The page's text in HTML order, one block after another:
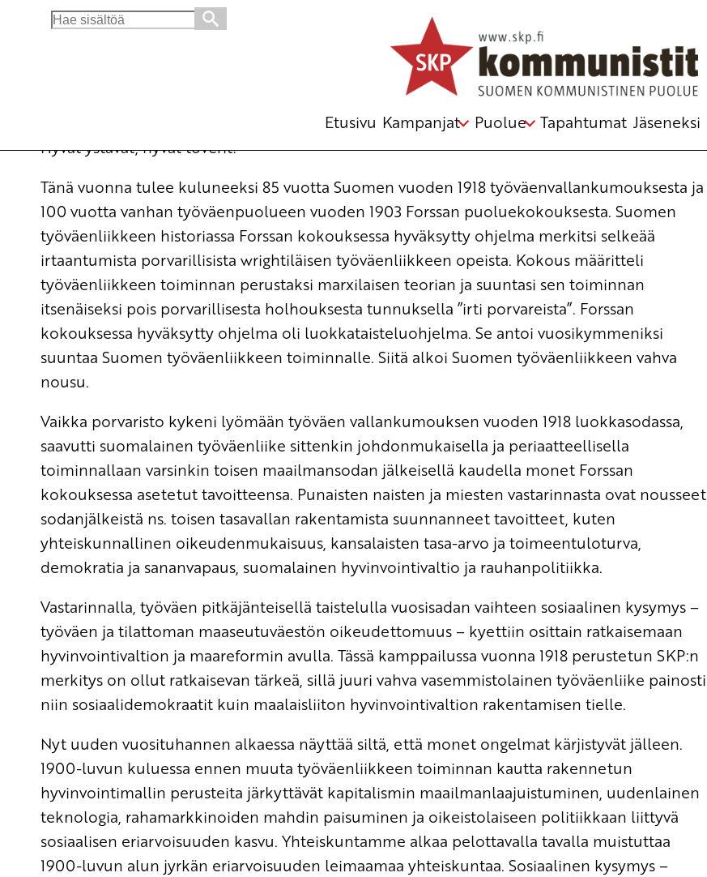
Search
Etusivu Kampanjat Puolue Tapahtumat Jäseneksi
Hyvät ystävät, hyvät toverit!
Tänä vuonna tulee kuluneeksi 85 vuotta Suomen vuoden 1918 työväenvallankumouksesta ja
100 vuotta vanhan työväenpuolueen vuoden 1903 Forssan puoluekokouksesta. Suomen
työväenliikkeen historiassa Forssan kokouksessa hyväksytty ohjelma merkitsi selkeää
irtaantumista porvarillisista wrightiläisen työväenliikkeen opeista. Kokous määritteli
työväenliikkeen toiminnan perustaksi marxilaisen teorian ja suuntasi sen toiminnan
itsenäiseksi pois porvarillisesta holhouksesta tunnuksella ”irti porvareista”. Forssan
kokouksessa hyväksytty ohjelma oli luokkataisteluohjelma. Se antoi vuosikymmeniksi
suuntaa Suomen työväenliikkeen toiminnalle. Siitä alkoi Suomen työväenliikkeen vahva
nousu.
Vaikka porvaristo kykeni lyömään työväen vallankumouksen vuoden 1918 luokkasodassa,
saavutti suomalainen työväenliike sittenkin johdonmukaisella ja periaatteellisella
toiminnallaan varsinkin toisen maailmansodan jälkeisellä kaudella monet Forssan
kokouksessa asetetut tavoitteensa. Punaisten naisten ja miesten vastarinnasta ovat nousseet
sodanjälkeistä ns. toisen tasavallan rakentamista suunnanneet tavoitteet, kuten
yhteiskunnallinen oikeudenmukaisuus, kansalaisten tasa-arvo ja toimeentuloturva,
demokratia ja sananvapaus, suomalainen hyvinvointivaltio ja rauhanpolitiikka.
Vastarinnalla, työväen pitkäjänteisellä taistelulla vuosisadan vaihteen sosiaalinen kysymys –
työväen ja tilattoman maaseutuväestön oikeudettomuus – kyettiin osittain ratkaisemaan
hyvinvointivaltion ja maareformin avulla. Tässä kamppailussa vuonna 1918 perustetun SKP:n
merkitys on ollut ratkaisevan tärkeä, sillä juuri vahva vasemmistolainen työväenliike painosti
niin sosiaalidemokraatit kuin maalaisliiton hyvinvointivaltion rakentamisen tielle.
Nyt uuden vuosituhannen alkaessa näyttää siltä, että monet ongelmat kärjistyvät jälleen.
1900-luvun kuluessa ennen muuta työväenliikkeen toiminnan kautta rakennetun
hyvinvointimallin perusteita järkyttävät kapitalismin maailmanlaajuistuminen, uudenlainen
teknologia, rahamarkkinoiden mahdin paisuminen ja oikeistolaiseen politiikkaan liittyvä
sosiaalisen eriarvoisuuden kasvu. Yhteiskuntamme alkaa pelottavalla tavalla muistuttaa
1900-luvun alun jyrkän eriarvoisuuden leimaamaa yhteiskuntaa. Sosiaalinen kysymys –